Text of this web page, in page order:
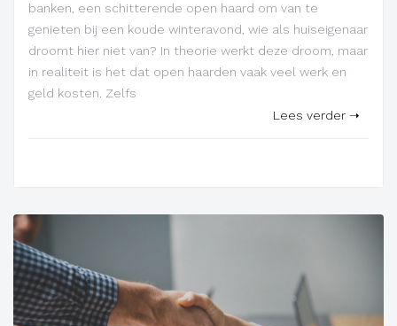
banken, een schitterende open haard om van te
genieten bij een koude winteravond, wie als huiseigenaar
droomt hier niet van? In theorie werkt deze droom, maar
in realiteit is het dat open haarden vaak veel werk en
geld kosten. Zelfs
Lees verder ➝